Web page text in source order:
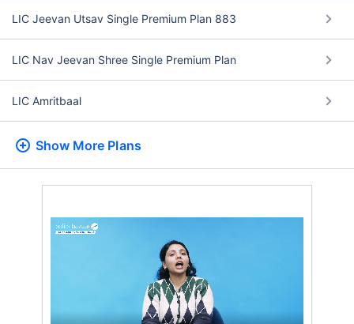
LIC Jeevan Utsav Single Premium Plan 883
LIC Nav Jeevan Shree Single Premium Plan
LIC Amritbaal
Show More Plans